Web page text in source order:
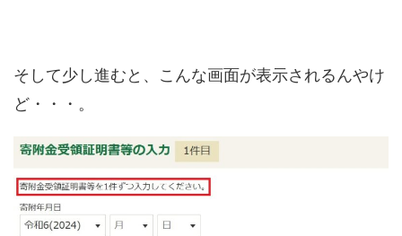
そして少し進むと、こんな画面が表示されるんやけ
ど・・・。